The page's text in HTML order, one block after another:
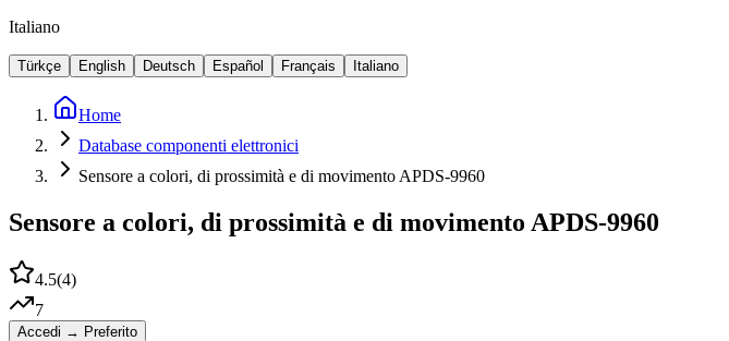
Italiano
Türkçe English Deutsch Español Français Italiano
Home
Database componenti elettronici
Sensore a colori, di prossimità e di movimento APDS-9960
Sensore a colori, di prossimità e di movimento APDS-9960
4.5(4)
7
Accedi → Preferito